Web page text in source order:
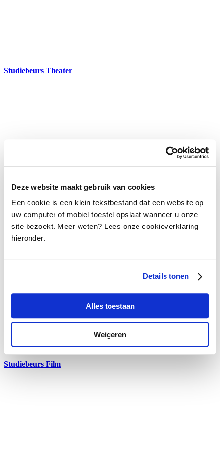
Deze website maakt gebruik van cookies
Een cookie is een klein tekstbestand dat een website op
uw computer of mobiel toestel opslaat wanneer u onze
site bezoekt. Meer weten? Lees onze cookieverklaring
hieronder.
Details tonen
Alles toestaan
Weigeren
Studiebeurs Theater
Studiebeurs Dans
Studiebeurs Film